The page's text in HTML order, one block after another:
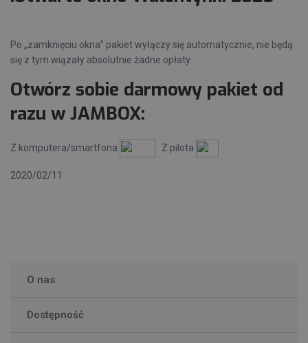
O nas
Dostępność
Po „zamknięciu okna” pakiet wyłączy się automatycznie, nie będą
się z tym wiązały absolutnie żadne opłaty.
Otwórz sobie darmowy pakiet od
razu w JAMBOX:
Z komputera/smartfona Z pilota
2020/02/11